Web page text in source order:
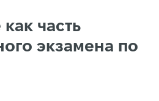
часть
экзамена по